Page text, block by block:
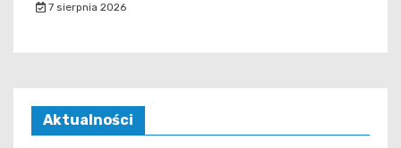
7 sierpnia 2026
Aktualności